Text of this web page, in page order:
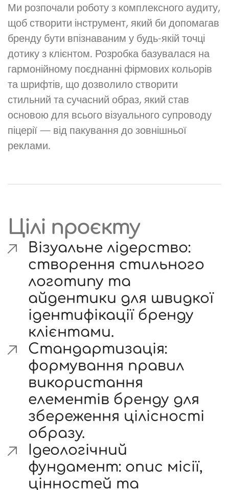
Ми розпочали роботу з комплексного аудиту,
щоб створити інструмент, який би допомагав
бренду бути впізнаваним у будь-якій точці
дотику з клієнтом. Розробка базувалася на
гармонійному поєднанні фірмових кольорів
та шрифтів, що дозволило створити
стильний та сучасний образ, який став
основою для всього візуального супроводу
піцерії — від пакування до зовнішньої
реклами.
Цілі проєкту
Візуальне лідерство:
створення стильного
логотипу та
айдентики для швидкої
ідентифікації бренду
клієнтами.
Стандартизація:
формування правил
використання
елементів бренду для
збереження цілісності
образу.
Ідеологічний
фундамент: опис місії,
цінностей та